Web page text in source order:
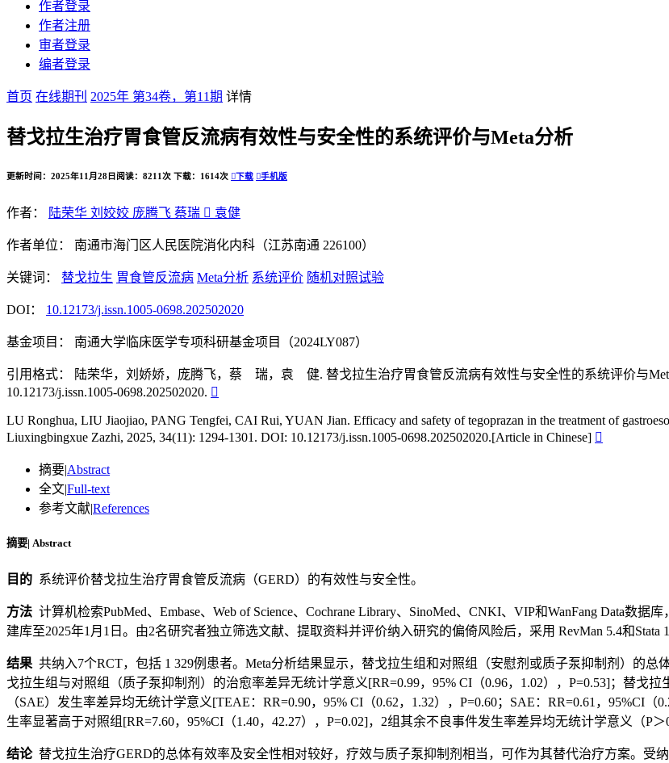
作者登录
作者注册
审者登录
编者登录
首页 在线期刊 2025年 第34卷，第11期 详情
替戈拉生治疗胃食管反流病有效性与安全性的系统评价与Meta分析
更新时间：2025年11月28日 阅读：8211次 下载：1614次 下载 手机版
作者： 陆荣华 刘姣姣 庞腾飞 蔡瑞  袁健
作者单位： 南通市海门区人民医院消化内科（江苏南通 226100）
关键词： 替戈拉生 胃食管反流病 Meta分析 系统评价 随机对照试验
DOI： 10.12173/j.issn.1005-0698.202502020
基金项目： 南通大学临床医学专项科研基金项目（2024LY087）
引用格式：
陆荣华，刘娇娇，庞腾飞，蔡 瑞，袁 健. 替戈拉生治疗胃食管反流病有效性与安全性的系统评价与Meta
10.12173/j.issn.1005-0698.202502020. 
LU Ronghua, LIU Jiaojiao, PANG Tengfei, CAI Rui, YUAN Jian. Efficacy and safety of tegoprazan in the treatment of
Liuxingbingxue Zazhi, 2025, 34(11): 1294-1301. DOI: 10.12173/j.issn.1005-0698.202502020.[Article in Chinese] 
摘要|Abstract
全文|Full-text
参考文献|References
摘要| Abstract
目的 系统评价替戈拉生治疗胃食管反流病（GERD）的有效性与安全性。
方法 计算机检索PubMed、Embase、Web of Science、Cochrane Library、SinoMed、CNKI、VIP和WanFang Data数
建库至2025年1月1日。由2名研究者独立筛选文献、提取资料并评价纳入研究的偏倚风险后，采用 RevMan 5.4和Stata
结果 共纳入7个RCT，包括 1 329例患者。Meta分析结果显示，替戈拉生组和对照组（安慰剂或质子泵抑制剂）的总
戈拉生组与对照组（质子泵抑制剂）的治愈率差异无统计学意义[RR=0.99，95% CI（0.96，1.02），P=0.53]；替戈
（SAE）发生率差异均无统计学意义[TEAE：RR=0.90，95% CI（0.62，1.32），P=0.60；SAE：RR=0.61，95%CI
生率显著高于对照组[RR=7.60，95%CI（1.40，42.27），P=0.02]，2组其余不良事件发生率差异均无统计学意义（P＞
结论替戈拉生治疗GERD的总体有效率及安全性相对较好，疗效与质子泵抑制剂相当，可作为其替代治疗方案。受